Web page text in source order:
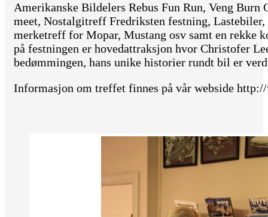
Amerikanske Bildelers Rebus Fun Run, Veng Burn
meet, Nostalgitreff Fredriksten festning, Lastebiler,
merketreff for Mopar, Mustang osv samt en rekke
på festningen er hovedattraksjon hvor Christofer
bedømmingen, hans unike historier rundt bil er
Informasjon om treffet finnes på vår webside